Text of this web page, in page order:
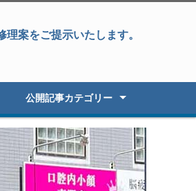
案をご提示いたします。
公開記事カテゴリー
ソコン修理
復元
理
化
コン
プグレード
セットアップ